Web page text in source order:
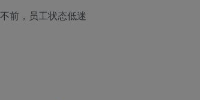
前，员工状态低迷